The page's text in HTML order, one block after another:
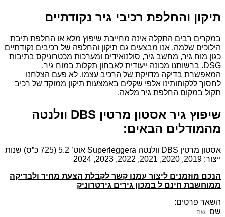
תיקון והחלפת רכיבי גיר נקודתיים
במקרים רבים התקלה אינה מחייבת שיפוץ מלא או החלפת תיבת
הילוכים שלמה. אנו מבצעים גם תיקון והחלפה של רכיבים נקודתיים
כגון מוח גיר, מחשב גיר, סולנואידים ומערכות מכטרוניקס בתיבות
DSG. ברשותנו מכונה ייעודית לאבחון תקלות במוח גיר,
המאפשרת בדיקה מדויקת של הרכיב עצמו. לא פעם הצלחנו
לחסוך ללקוחותינו אלפי שקלים באמצעות תיקון ממוקד של רכיב
תקול במקום החלפת גיר מלאה.
שיפוץ גיר אסטון מרטין DBS וולנטה
מהמודלים הבאים:
אסטון מרטין DBS וולנטה Superleggera אוט’ 5.2 (725 כ”ס) שנות
ייצור: 2019, 2020, 2021, 2022, 2023, 2024
הנכם מוזמנים ליצור עמנו קשר לקבלת הצעת מחיר ולבדיקה
ממוחשבת חינם ל במכון גירים גירטרוניק
השאר פרטים:
שם